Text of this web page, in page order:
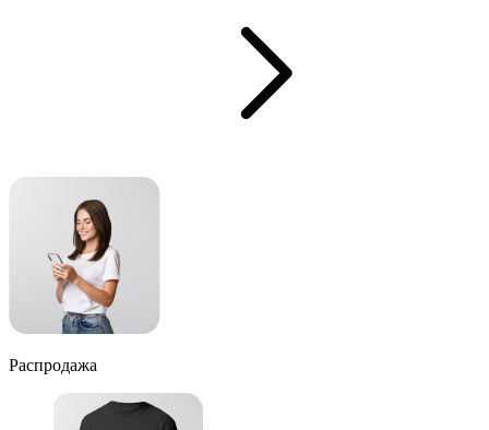
Распродажа